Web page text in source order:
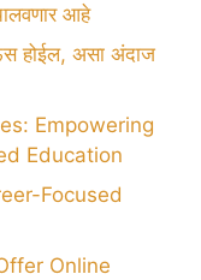
आहे
होईल, असा अंदाज
Empowering
Education
Focused
Online